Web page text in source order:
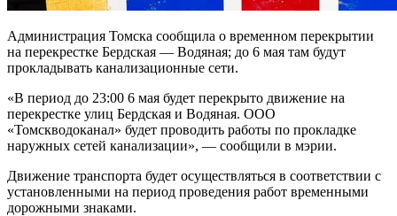
Администрация Томска сообщила о временном перекрытии
на перекрестке Бердская — Водяная; до 6 мая там будут
прокладывать канализационные сети.
«В период до 23:00 6 мая будет перекрыто движение на
перекрестке улиц Бердская и Водяная. ООО
«Томскводоканал» будет проводить работы по прокладке
наружных сетей канализации», — сообщили в мэрии.
Движение транспорта будет осуществляться в соответствии с
установленными на период проведения работ временными
дорожными знаками.